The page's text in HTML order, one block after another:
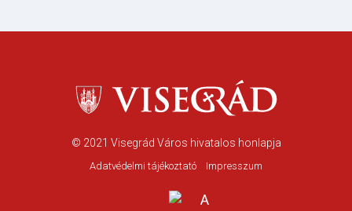
© 2021 Visegrád Város hivatalos honlapja
Adatvédelmi tájékoztató Impresszum